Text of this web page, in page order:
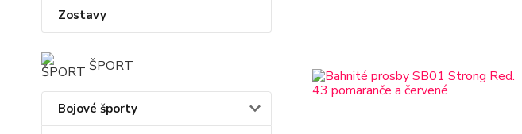
Zostavy
ŠPORT
Bojové športy